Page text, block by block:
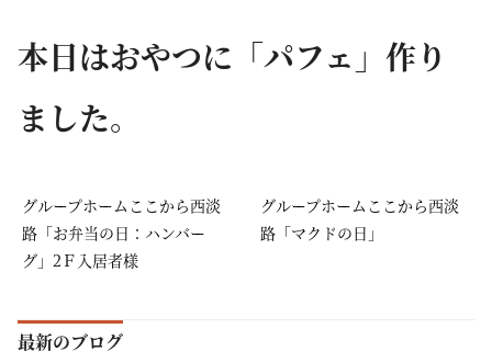
本日はおやつに「パフェ」作り
ました。
グループホームここから西淡
路「お弁当の日：ハンバー
グ」2Ｆ入居者様
グループホームここから西淡
路「マクドの日」
最新のブログ